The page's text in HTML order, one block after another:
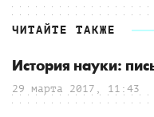
ЧИТАЙТЕ ТАКЖЕ
История науки:
29 марта 2017, 11:43